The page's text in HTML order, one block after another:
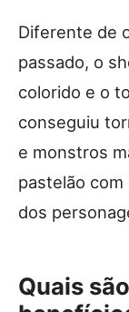
Diferente de
passado, o
colorido e o
conseguiu
e monstros
pastelão
dos
Quais